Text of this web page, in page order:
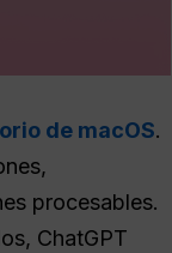
de macOS.
procesables.
ChatGPT